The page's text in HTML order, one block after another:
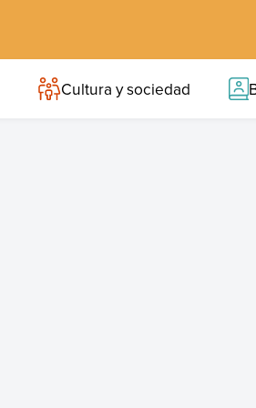
Cultura y sociedad